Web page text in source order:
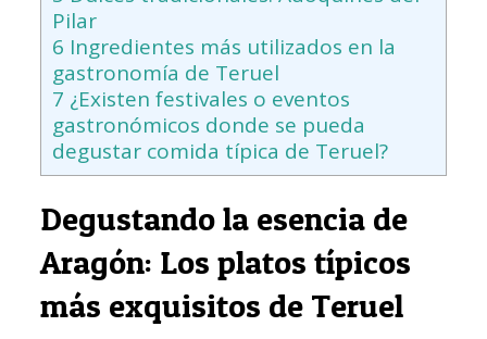
Pilar
6 Ingredientes más utilizados en la
gastronomía de Teruel
7 ¿Existen festivales o eventos
gastronómicos donde se pueda
degustar comida típica de Teruel?
Degustando la esencia de
Aragón: Los platos típicos
más exquisitos de Teruel